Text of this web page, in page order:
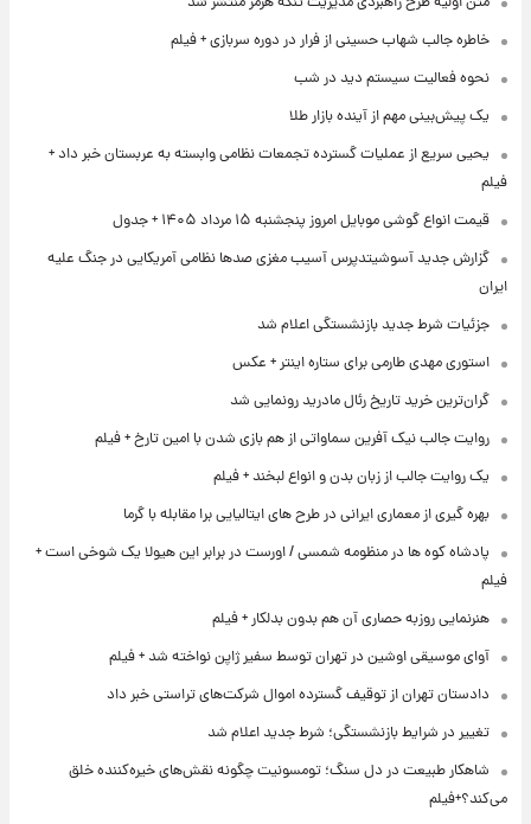
خاطره جالب شهاب حسینی از فرار در دوره سربازی + فیلم
نحوه فعالیت سیستم دید در شب
یک پیش‌بینی مهم از آینده بازار طلا
یحیی سریع از عملیات گسترده تجمعات نظامی وابسته به عربستان خبر داد +
فیلم
قیمت انواع گوشی موبایل امروز پنجشنبه ۱۵ مرداد ۱۴۰۵ + جدول
گزارش جدید آسوشیتدپرس آسیب مغزی صدها نظامی آمریکایی در جنگ علیه
ایران
جزئیات شرط جدید بازنشستگی اعلام شد
استوری مهدی طارمی برای ستاره اینتر + عکس
گران‌ترین خرید تاریخ رئال مادرید رونمایی شد
روایت جالب نیک آفرین سماواتی از هم بازی شدن با امین تارخ + فیلم
یک روایت جالب از زبان بدن و انواع لبخند + فیلم
بهره گیری از معماری ایرانی در طرح های ایتالیایی برا مقابله با گرما
پادشاه کوه ها در منظومه شمسی / اورست در برابر این هیولا یک شوخی است +
فیلم
هنرنمایی روزبه حصاری آن هم بدون بدلکار + فیلم
آوای موسیقی اوشین در تهران توسط سفیر ژاپن نواخته شد + فیلم
دادستان تهران از توقیف گسترده اموال شرکت‌های تراستی خبر داد
تغییر در شرایط بازنشستگی؛ شرط جدید اعلام شد
شاهکار طبیعت در دل سنگ؛ تومسونیت چگونه نقش‌های خیره‌کننده خلق
می‌کند؟+فیلم